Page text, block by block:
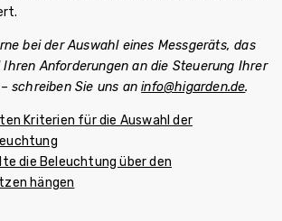
bei der Auswahl eines Messgeräts, das
Anforderungen an die Steuerung Ihrer
schreiben Sie uns aninfo@higarden.de.
Kriterien für die Auswahl der
die Beleuchtung über den
hängen